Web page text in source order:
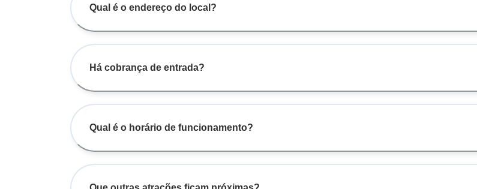
Qual é o endereço do local?
Há cobrança de entrada?
Qual é o horário de funcionamento?